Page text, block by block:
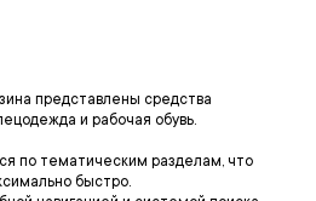
представлены средства
и рабочая обувь.
по тематическим разделам, что
быстро.